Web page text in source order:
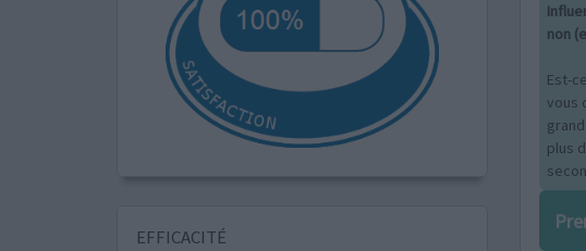
EFFICACITÉ
non
Est-
vous
plus